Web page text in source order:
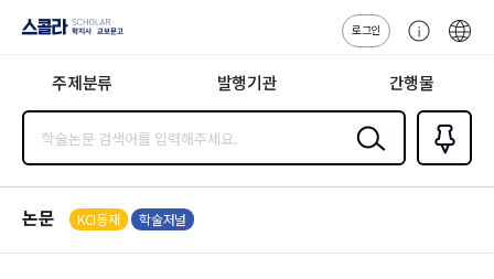
지사·교보문고
로그인
센
주제분류 발행기관 간행물
검색
즐겨찾
기0
논문 KCI등재 학술저널